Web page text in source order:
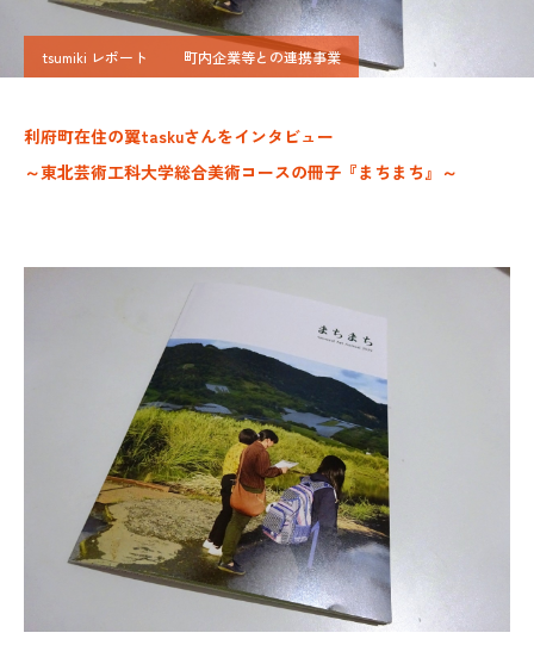
tsumiki レポート 町内企業等との連携事業
利府町在住の翼taskuさんをインタビュー
～東北芸術工科大学総合美術コースの冊子『まちまち』～